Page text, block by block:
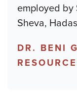
employed by
Sheva,
DR. BENI